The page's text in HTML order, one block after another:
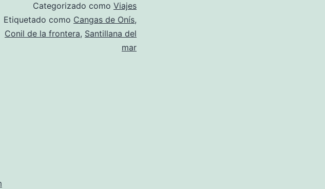
Categorizado como Viajes
Etiquetado como Cangas de Onís,
Conil de la frontera, Santillana del
mar